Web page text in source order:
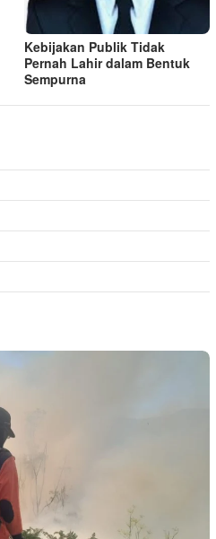
Kebijakan Publik Tidak
Pernah Lahir dalam Bentuk
Sempurna